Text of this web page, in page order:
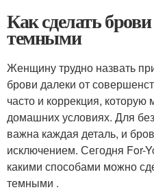
Как сделать
темными
Женщину трудно назвать
брови далеки от
часто и коррекция,
домашних условиях. Для
важна каждая деталь, и
исключением. Сегодня For-
какими способами можно
темными .